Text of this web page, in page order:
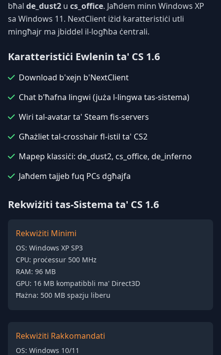
bħal de_dust2 u cs_office. Jaħdem minn Windows XP
sa Windows 11. NextClient iżid karatteristiċi utli
mingħajr ma jbiddel il-logħba ċentrali.
Karatteristiċi Ewlenin ta' CS 1.6
Download b'xejn b'NextClient
Chat b'ħafna lingwi (juża l-lingwa tas-sistema)
Wiri tal-avatar ta' Steam fis-servers
Għażliet tal-crosshair fl-istil ta' CS2
Mapep klassiċi: de_dust2, cs_office, de_inferno
Jaħdem tajjeb fuq PCs dgħajfa
Rekwiżiti tas-Sistema ta' CS 1.6
Rekwiżiti Minimi
OS: Windows XP SP3
CPU: proċessur 500 MHz
RAM: 96 MB
GPU: 16 MB kompatibbli ma' Direct3D
Ħażna: 500 MB spazju liberu
Rekwiżiti Rakkomandati
OS: Windows 10/11